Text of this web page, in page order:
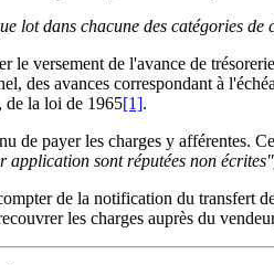
lot dans chacune des catégories
versement de l'avance de
des avances correspondant à
de la loi de 1965[1].
de payer les charges y afférentes.
application sont réputées non
de la notification du transfert
les charges auprès du